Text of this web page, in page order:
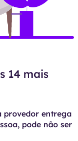
14 mais
provedor entrega
pode não ser